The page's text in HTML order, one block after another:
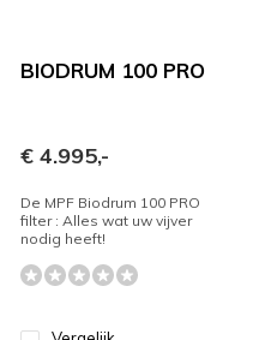
BIODRUM 100 PRO
€ 4.995,-
De MPF Biodrum 100 PRO
filter : Alles wat uw vijver
nodig heeft!